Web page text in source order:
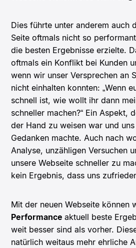
Dies führte unter anderem auch
Seite oftmals nicht so
die besten Ergebnisse erzielte.
oftmals ein Konflikt bei Kunden
wenn wir unser Versprechen an
nicht einhalten konnten: „Wenn
schnell ist, wie wollt ihr dann
schneller machen?“ Ein Aspekt,
der Hand zu weisen war und
Gedanken machte. Auch nach
Analyse, unzähligen Versuchen
unsere Webseite schneller zu
kein Ergebnis, dass uns
Mit der neuen Webseite können
Performanceaktuell beste
weit besser sind als vorher.
natürlich weitaus mehr ehrliche